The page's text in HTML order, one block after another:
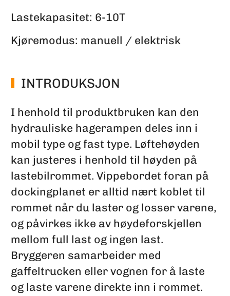
Lastekapasitet: 6-10T
Kjøremodus: manuell / elektrisk
INTRODUKSJON
I henhold til produktbruken kan den
hydrauliske hagerampen deles inn i
mobil type og fast type. Løftehøyden
kan justeres i henhold til høyden på
lastebilrommet. Vippebordet foran på
dockingplanet er alltid nært koblet til
rommet når du laster og losser varene,
og påvirkes ikke av høydeforskjellen
mellom full last og ingen last.
Bryggeren samarbeider med
gaffeltrucken eller vognen for å laste
og laste varene direkte inn i rommet.